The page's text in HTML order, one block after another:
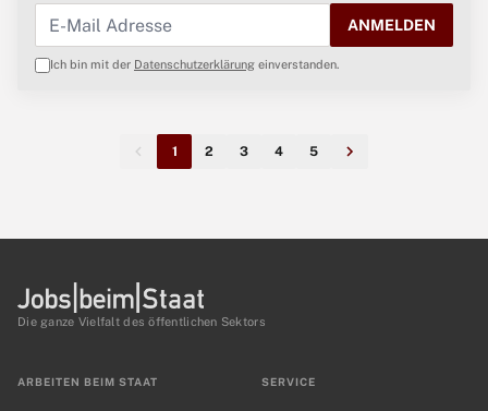
ANMELDEN
Ich bin mit der Datenschutzerklärung einverstanden.
1 2 3 4 5
Die ganze Vielfalt des öffentlichen Sektors
ARBEITEN BEIM STAAT SERVICE